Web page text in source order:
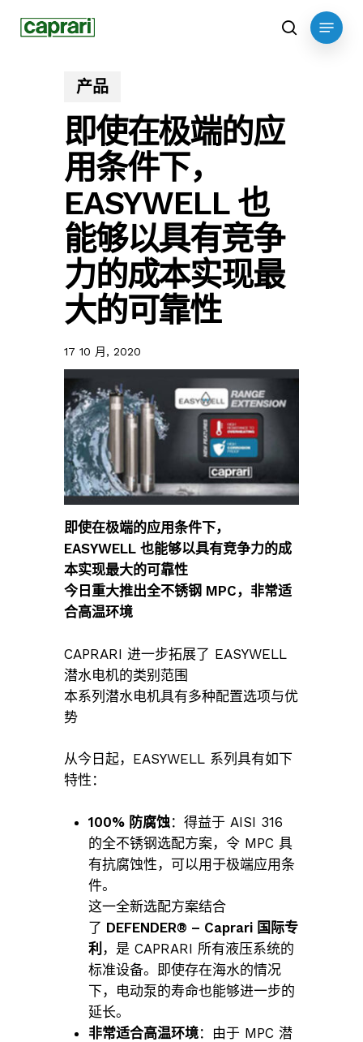
search
Menu
产品
即使在极端的应
用条件下，
EASYWELL 也
能够以具有竞争
力的成本实现最
大的可靠性
17 10 月, 2020
即使在极端的应用条件下，
EASYWELL 也能够以具有竞争力的成
本实现最大的可靠性
今日重大推出全不锈钢 MPC，非常适
合高温环境
CAPRARI 进一步拓展了 EASYWELL
潜水电机的类别范围
本系列潜水电机具有多种配置选项与优
势
从今日起，EASYWELL 系列具有如下
特性：
100% 防腐蚀：得益于 AISI 316
的全不锈钢选配方案，令 MPC 具
有抗腐蚀性，可以用于极端应用条
件。
这一全新选配方案结合
了 DEFENDER® – Caprari 国际专
利 ，是 CAPRARI 所有液压系统的
标准设备。即使存在海水的情况
下，电动泵的寿命也能够进一步的
延长。
非常适合高温环境：由于 MPC 潜